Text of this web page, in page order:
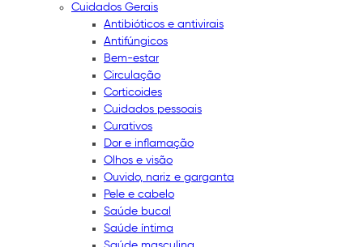
Cuidados Gerais
Antibióticos e antivirais
Antifúngicos
Bem-estar
Circulação
Corticoides
Cuidados pessoais
Curativos
Dor e inflamação
Olhos e visão
Ouvido, nariz e garganta
Pele e cabelo
Saúde bucal
Saúde íntima